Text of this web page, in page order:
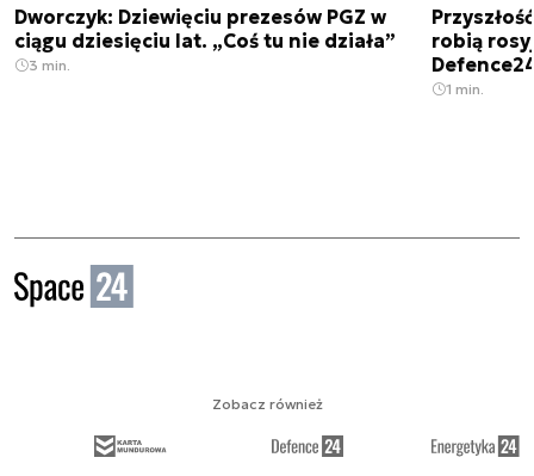
Dworczyk: Dziewięciu prezesów PGZ w
ciągu dziesięciu lat. „Coś tu nie działa”
3 min.
robią
1 min.
Zobacz również